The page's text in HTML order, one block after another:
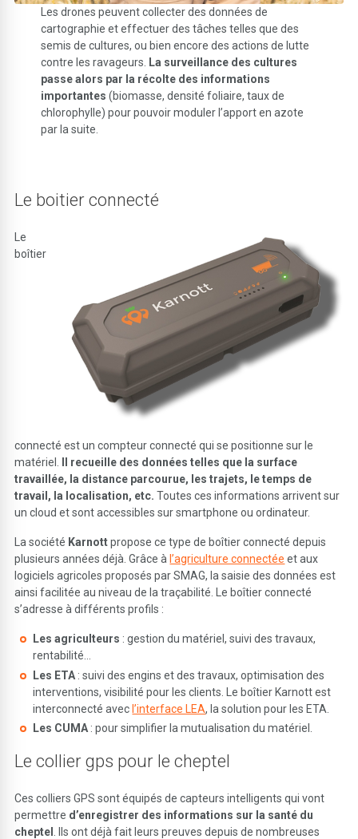
Les drones peuvent collecter des données de
cartographie et effectuer des tâches telles que des
semis de cultures, ou bien encore des actions de lutte
contre les ravageurs.
La surveillance des cultures
passe alors par la récolte des informations
importantes (biomasse, densité foliaire, taux de
chlorophylle) pour pouvoir moduler l’apport en azote
par la suite.
Le boitier connecté
Le
boîtier
connecté est un compteur connecté qui se positionne sur le
matériel.
Il recueille des données telles que la surface
travaillée, la distance parcourue, les trajets, le temps de
travail, la localisation, etc. Toutes ces informations arrivent sur
un cloud et sont accessibles sur smartphone ou ordinateur.
La société Karnottpropose ce type de boîtier connecté depuis
plusieurs années déjà. Grâce à l’agriculture connectée et aux
logiciels agricoles proposés par SMAG, la saisie des données est
ainsi facilitée au niveau de la traçabilité. Le boîtier connecté
s’adresse à différents profils :
Les agriculteurs : gestion du matériel, suivi des travaux,
rentabilité…
Les ETA : suivi des engins et des travaux, optimisation des
interventions, visibilité pour les clients. Le boîtier Karnott est
interconnecté avecl’interface LEA, la solution pour les ETA.
Les CUMA : pour simplifier la mutualisation du matériel.
Le collier gps pour le cheptel
Ces colliers GPS sont équipés de capteurs intelligents qui vont
permettre d’enregistrer des informations sur la santé du
cheptel . Ils ont déjà fait leurs preuves depuis de nombreuses